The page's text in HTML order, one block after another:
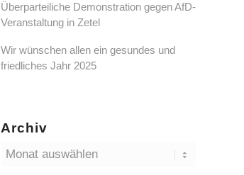
Überparteiliche Demonstration gegen AfD-
Veranstaltung in Zetel
Wir wünschen allen ein gesundes und
friedliches Jahr 2025
Archiv